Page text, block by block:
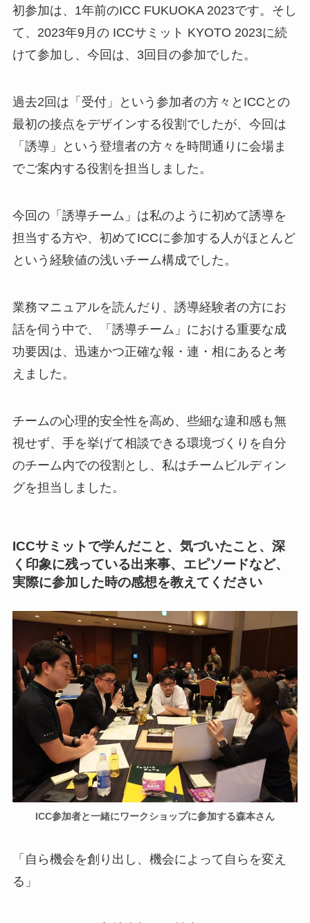
初参加は、1年前のICC FUKUOKA 2023です。そし
て、2023年9月の ICCサミット KYOTO 2023に続
けて参加し、今回は、3回目の参加でした。
過去2回は「受付」という参加者の方々とICCとの
最初の接点をデザインする役割でしたが、今回は
「誘導」という登壇者の方々を時間通りに会場ま
でご案内する役割を担当しました。
今回の「誘導チーム」は私のように初めて誘導を
担当する方や、初めてICCに参加する人がほとんど
という経験値の浅いチーム構成でした。
業務マニュアルを読んだり、誘導経験者の方にお
話を伺う中で、「誘導チーム」における重要な成
功要因は、迅速かつ正確な報・連・相にあると考
えました。
チームの心理的安全性を高め、些細な違和感も無
視せず、手を挙げて相談できる環境づくりを自分
のチーム内での役割とし、私はチームビルディン
グを担当しました。
ICCサミットで学んだこと、気づいたこと、深
く印象に残っている出来事、エピソードなど、
実際に参加した時の感想を教えてください
ICC参加者と一緒にワークショップに参加する森本さん
「自ら機会を創り出し、機会によって自らを変え
る」